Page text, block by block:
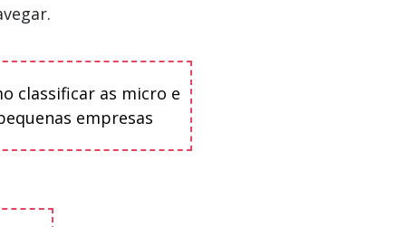
classificar as micro e
empresas